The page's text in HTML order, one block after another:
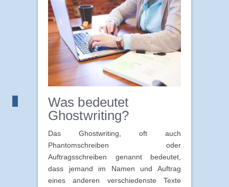
Was bedeutet
Ghostwriting?
Das Ghostwriting, oft auch
Phantomschreiben oder
Auftragsschreiben genannt bedeutet,
dass jemand im Namen und Auftrag
eines anderen verschiedenste Texte